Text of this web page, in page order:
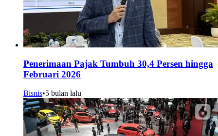
Penerimaan Pajak Tumbuh 30,4 Persen hingga
Februari 2026
Bisnis•5 bulan lalu